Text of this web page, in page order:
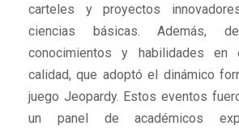
carteles y proyectos
ciencias básicas. Además,
conocimientos y habilidades en
calidad, que adoptó el dinámico
juego Jeopardy. Estos eventos
un panel de académicos